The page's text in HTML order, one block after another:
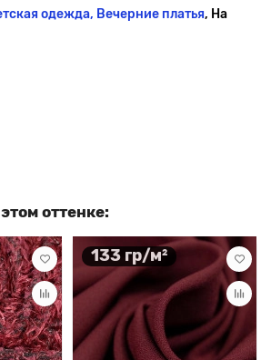
одежда, Вечерние платья, На
оттенке:
133 гр/м²